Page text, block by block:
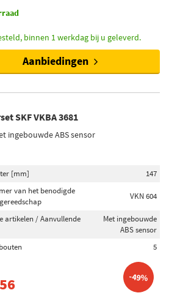
binnen 1 werkdag bij u geleverd.
Aanbiedingen
SKF VKBA 3681
ingebouwde ABS sensor
[mm]
147
van het benodigde
VKN 604
artikelen / Aanvullende
Met ingebouwde
ABS sensor
5
-49%